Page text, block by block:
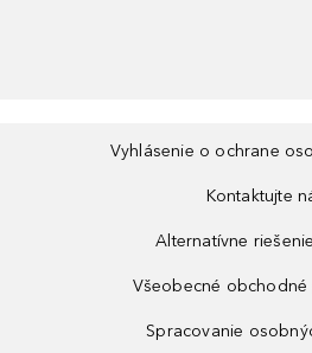
Vyhlásenie o ochrane
Kontaktujte
Alternatívne
Všeobecné obchodné
Spracovanie